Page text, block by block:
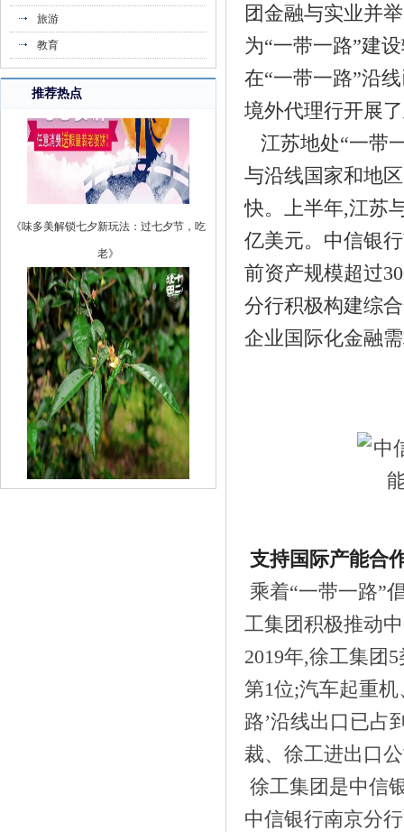
旅游
教育
推荐热点
《味多美解锁七夕新玩法：过七夕节，吃
《十二块田:以茶为梦天地宽 国际舞台路
更》
团金融与实业并
为“一带一路”建
在“一带一路”沿
境外代理行开展
江苏地处“一带
与沿线国家和地
快。上半年,江苏
亿美元。中信银
前资产规模超过
分行积极构建综
企业国际化金融
支持国际产能合
乘着“一带一路”
工集团积极推动
2019年,徐工集团
第1位;汽车起重
路’沿线出口已占
裁、徐工进出口
徐工集团是中信
中信银行南京分